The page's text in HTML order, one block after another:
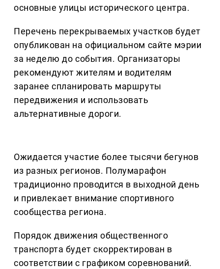
основные улицы исторического центра.
Перечень перекрываемых участков будет
опубликован на официальном сайте мэрии
за неделю до события. Организаторы
рекомендуют жителям и водителям
заранее спланировать маршруты
передвижения и использовать
альтернативные дороги.
Ожидается участие более тысячи бегунов
из разных регионов. Полумарафон
традиционно проводится в выходной день
и привлекает внимание спортивного
сообщества региона.
Порядок движения общественного
транспорта будет скорректирован в
соответствии с графиком соревнований.